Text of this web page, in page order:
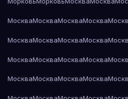
МоскваМоскваМоскваМосква
МоскваМоскваМоскваМосква
МоскваМоскваМоскваМосква
МоскваМоскваМоскваМосква